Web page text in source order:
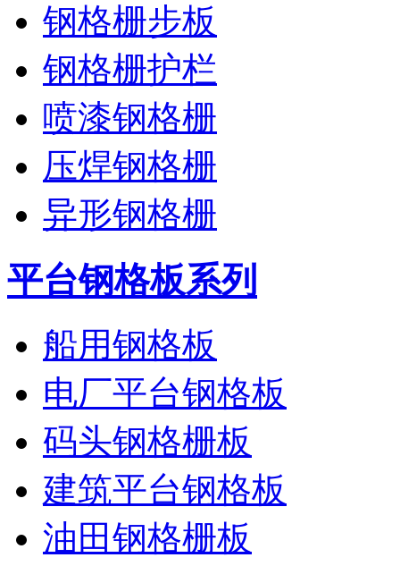
钢格栅步板
钢格栅护栏
喷漆钢格栅
压焊钢格栅
异形钢格栅
平台钢格板系列
船用钢格板
电厂平台钢格板
码头钢格栅板
建筑平台钢格板
油田钢格栅板